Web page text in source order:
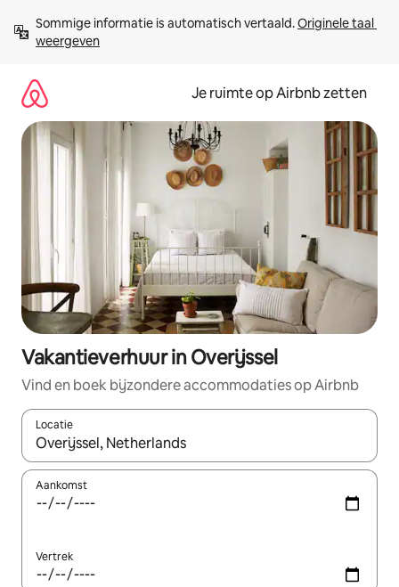
direct
naar
Sommige informatie is automatisch vertaald. Originele taal
weergeven
Je ruimte op Airbnb zetten
Vakantieverhuur in Overijssel
Vind en boek bijzondere accommodaties op Airbnb
Locatie
Wanneer er suggesties beschikbaar zijn, maak je een keuze
Aankomst
Vertrek